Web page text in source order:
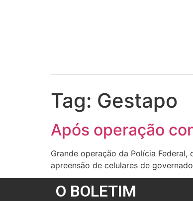
Tag: Gestapo
Após operação
Grande operação da Polícia
apreensão de celulares de
O BOLETIM